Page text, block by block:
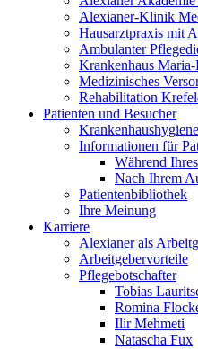
Alexianer-Klinik
Hausarztpraxis mit
Ambulanter
Krankenhaus
Medizinisches
Rehabilitation
Patienten und Besucher
Krankenhaushygiene
Informationen für
Während
Nach Ihrem
Patientenbibliothek
Ihre Meinung
Karriere
Alexianer als
Arbeitgebervorteile
Pflegebotschafter
Tobias
Romina
Ilir Mehmeti
Natascha Fux